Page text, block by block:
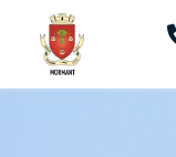
principal